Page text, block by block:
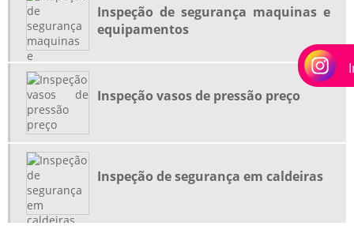
EMPRESA DE REGULAGEM DE COMBUSTÃO EM QUEIMADORES
EMPRESA DE VISTORIA DA CALDEIRA
EMPRESA DE VISTORIA DA CALDEIRA RIO DE JANEIRO
EMPRESA DE VISTORIA DA CALDEIRA RJ
EMPRESAS DE INSPEÇÃO NR13
EMPRESAS DE INSPEÇÃO NR13 RJ
EMPRESAS DE MANUTENÇÃO DE VALVULAS DE SEGURANÇA
EMPRESAS DE MANUTENÇÃO EM CALDEIRAS
Inspeção de segurança maquinas e
equipamentos
Inspeção vasos de pressão preço
Inspeção de segurança em caldeiras